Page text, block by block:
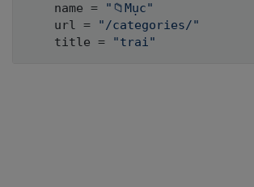
    name =
"📁Mục"
    url =
"/categories/"
    title =
"trai"